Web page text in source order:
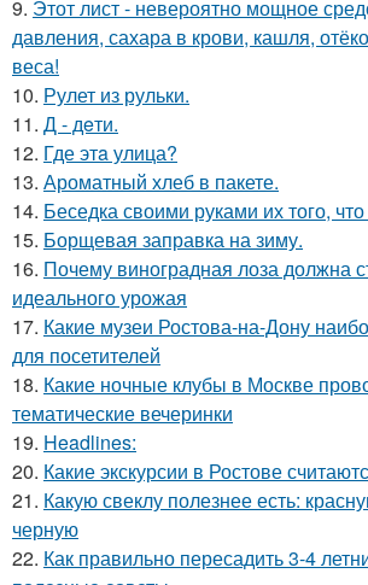
9. Этот лист - невероятно мощное
давления, сахара в крови, кашля,
веса!
10. Рулет из рульки.
11. Д - дeти.
12. Где этa улица?
13. Ароматный хлеб в пакете.
14. Беседка своими руками их того,
15. Борщевая заправка на зиму.
16. Почему виноградная лоза должна
идеального урожая
17. Какие музеи Ростова-на-Дону
для посетителей
18. Какие ночные клубы в Москве
тематические вечеринки
19. Headlines:
20. Какие экскурсии в Ростове
21. Какую свеклу полезнее есть:
черную
22. Как правильно пересадить 3-4